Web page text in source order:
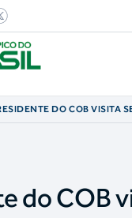
DO COB VISITA
do COB